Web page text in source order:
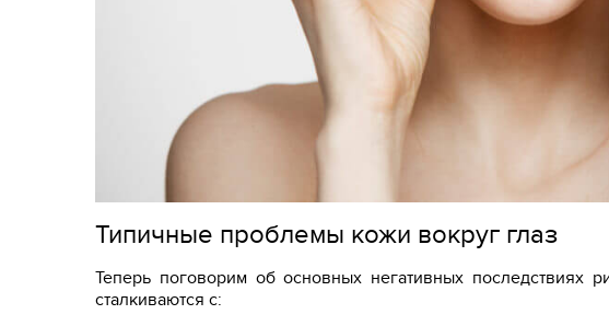
Типичные проблемы кожи вокруг глаз
Теперь поговорим об основных негативных
сталкиваются с: